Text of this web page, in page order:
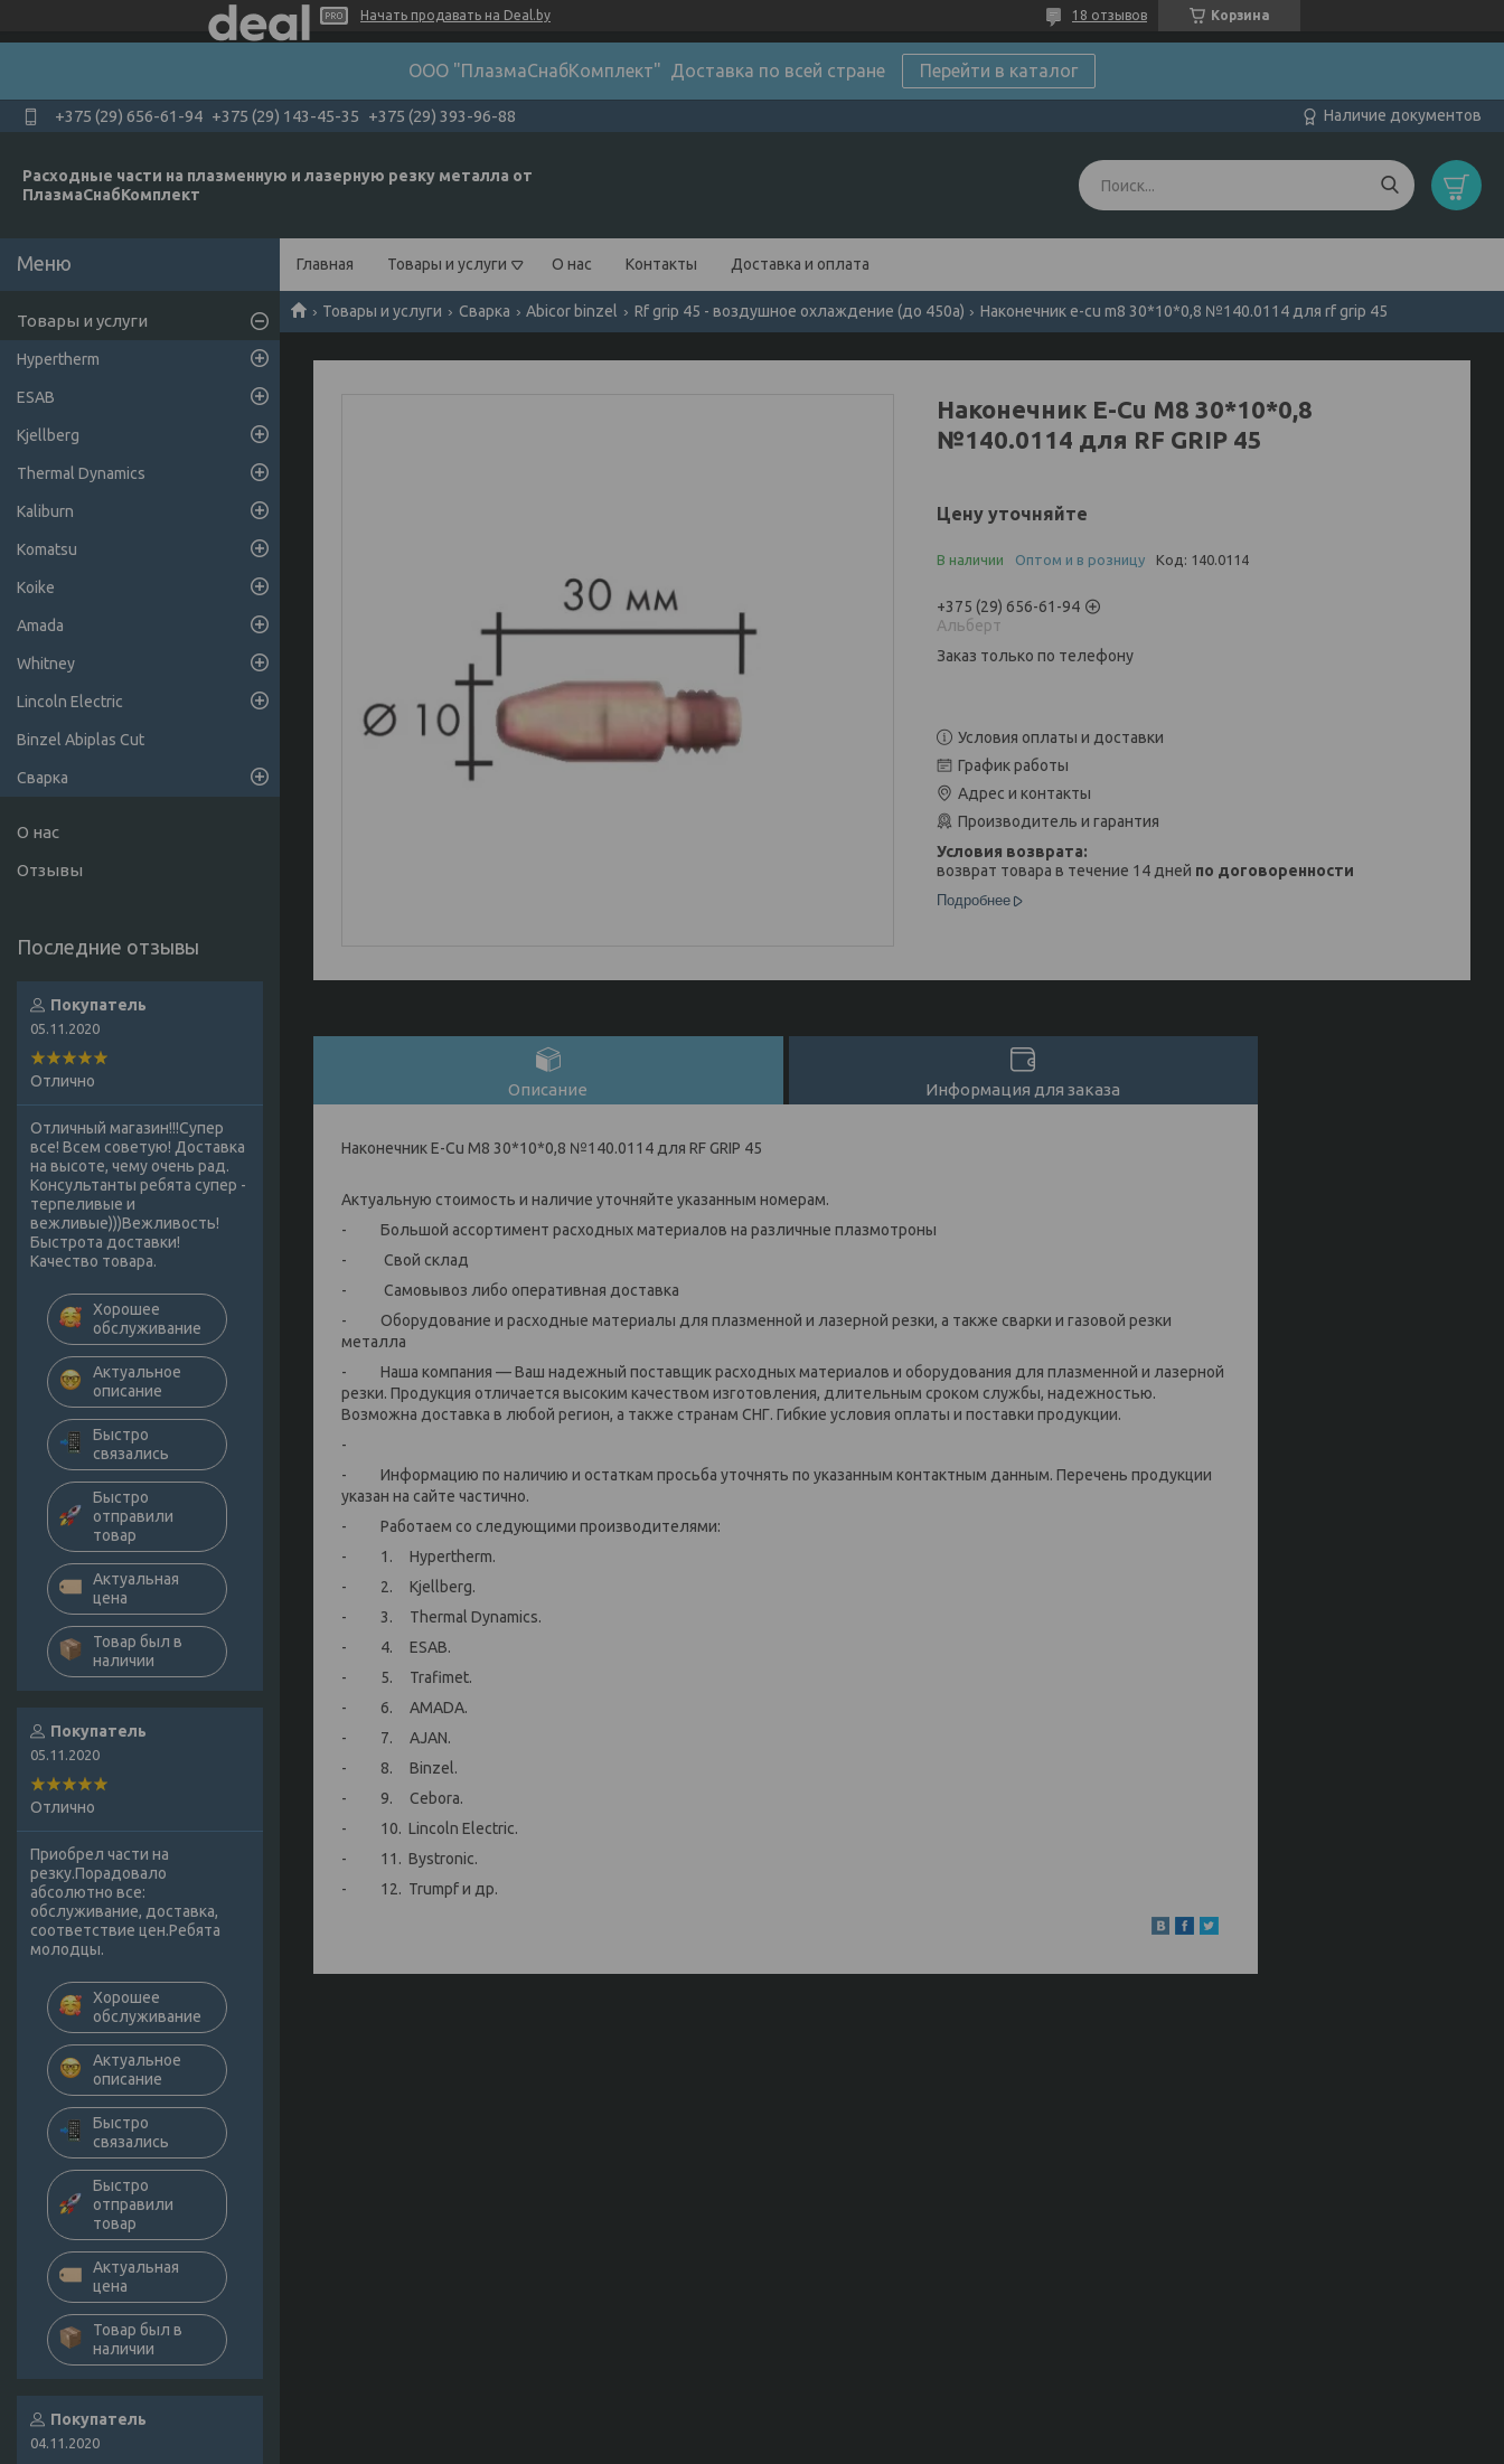
Начать продавать на Deal.by Корзина
18 отзывов
ООО "ПлазмаСнабКомплект" Доставка по всей стране Перейти в каталог
+375 (29) 656-61-94 +375 (29) 143-45-35 +375 (29) 393-96-88 Наличие документов
Расходные части на плазменную и лазерную резку металла от
ПлазмаСнабКомплект
Главная Товары и услуги О нас Контакты Доставка и оплата
Товары и услуги Сварка Abicor binzel Rf grip 45 - воздушное охлаждение (до 450а) Наконечник e-cu m8 30*10*0,8 №140.0114 для rf grip 45
Наконечник E-Cu M8 30*10*0,8
№140.0114 для RF GRIP 45
Цену уточняйте
В наличии Оптом и в розницу Код: 140.0114
+375 (29) 656-61-94
Альберт
Заказ только по телефону
Условия оплаты и доставки
График работы
Адрес и контакты
Производитель и гарантия
возврат товара в течение 14 дней по договоренности
Подробнее
Описание Информация для заказа
Наконечник E-Cu M8 30*10*0,8 №140.0114 для RF GRIP 45
Актуальную стоимость и наличие уточняйте указанным номерам.
- Большой ассортимент расходных материалов на различные плазмотроны
- Свой склад
- Самовывоз либо оперативная доставка
- Оборудование и расходные материалы для плазменной и лазерной резки, а также сварки и газовой резки
металла
- Наша компания — Ваш надежный поставщик расходных материалов и оборудования для плазменной и лазерной
резки. Продукция отличается высоким качеством изготовления, длительным сроком службы, надежностью.
Возможна доставка в любой регион, а также странам СНГ. Гибкие условия оплаты и поставки продукции.
-
- Информацию по наличию и остаткам просьба уточнять по указанным контактным данным. Перечень продукции
указан на сайте частично.
- Работаем со следующими производителями:
- 1. Hypertherm.
- 2. Kjellberg.
- 3. Thermal Dynamics.
- 4. ESAB.
- 5. Trafimet.
- 6. AMADA.
- 7. AJAN.
- 8. Binzel.
- 9. Cebora.
- 10. Lincoln Electric.
- 11. Bystronic.
- 12. Trumpf и др.
Товары и услуги
Hypertherm
ESAB
Kjellberg
Thermal Dynamics
Kaliburn
Komatsu
Koike
Amada
Whitney
Lincoln Electric
Binzel Abiplas Cut
Сварка
О нас
Отзывы
Покупатель
05.11.2020
Отлично
Отличный магазин!!!Супер
все! Всем советую! Доставка
на высоте, чему очень рад.
Консультанты ребята супер -
терпеливые и
вежливые)))Вежливость!
Быстрота доставки!
Качество товара.
Хорошее
обслуживание
Актуальное
описание
Быстро
связались
Быстро
отправили
товар
Актуальная
цена
Товар был в
наличии
Покупатель
05.11.2020
Отлично
Приобрел части на
резку.Порадовало
абсолютно все:
обслуживание, доставка,
соответствие цен.Ребята
молодцы.
Хорошее
обслуживание
Актуальное
описание
Быстро
связались
Быстро
отправили
товар
Актуальная
цена
Товар был в
наличии
Покупатель
04.11.2020